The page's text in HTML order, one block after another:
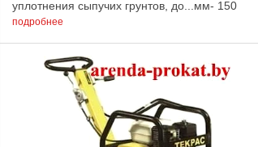
уплотнения сыпучих грунтов, до...мм- 150
Центробежная сила трамбования, кН- 12,0
подробнее